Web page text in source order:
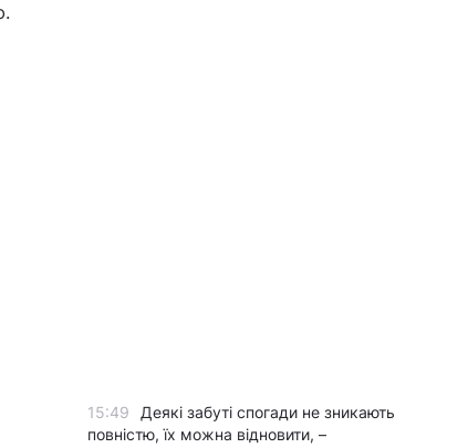
15:49
Деякі забуті спогади не зникають
повністю, їх можна відновити, –